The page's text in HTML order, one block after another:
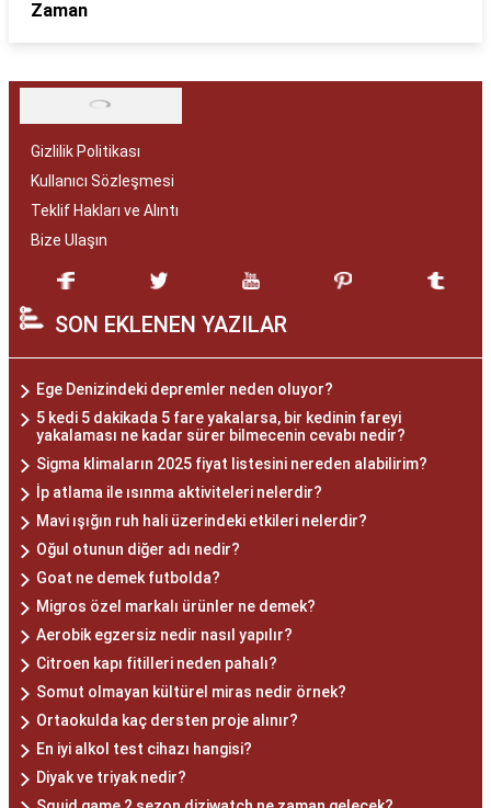
Zaman
Gizlilik Politikası
Kullanıcı Sözleşmesi
Teklif Hakları ve Alıntı
Bize Ulaşın
SON EKLENEN YAZILAR
Ege Denizindeki depremler neden oluyor?
5 kedi 5 dakikada 5 fare yakalarsa, bir kedinin fareyi
yakalaması ne kadar sürer bilmecenin cevabı nedir?
Sigma klimaların 2025 fiyat listesini nereden alabilirim?
İp atlama ile ısınma aktiviteleri nelerdir?
Mavi ışığın ruh hali üzerindeki etkileri nelerdir?
Oğul otunun diğer adı nedir?
Goat ne demek futbolda?
Migros özel markalı ürünler ne demek?
Aerobik egzersiz nedir nasıl yapılır?
Citroen kapı fitilleri neden pahalı?
Somut olmayan kültürel miras nedir örnek?
Ortaokulda kaç dersten proje alınır?
En iyi alkol test cihazı hangisi?
Diyak ve triyak nedir?